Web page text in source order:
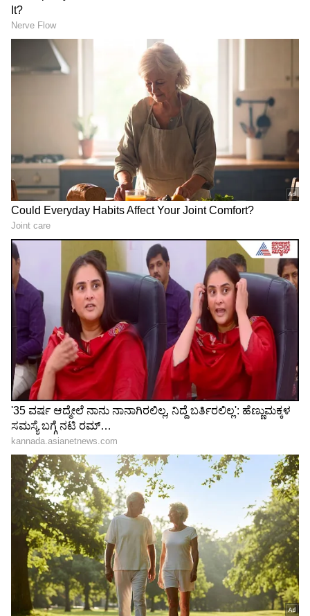
ಈ ಹಿಂದೆ ಗ್ರಾಮೀಣಾಭಿವೃದ್ಧಿ ಮಂತ್ರಿಯಾಗಿ ಕೆಲಸ ಮಾಡಿದ್ದು
ಕಡಿಮೆ. ಆದರೆ ಆರ್ ಎಸ್‌ಎಸ್ ನಿಂದನೆ ಮಾಡಿದರೆ ಅವರಿಗೆ
ಬೆಲೆಯೆಂದು ವರ್ತಿಸುತ್ತಿದ್ದಾರೆ. ಹಳ್ಳಿ ಕಡೆ ಯುಗಾದಿ
ಸಂದರ್ಭದಲ್ಲಿ ರಾಮರಸವನ್ನು ತಯಾರಿಸುತ್ತಾರೆ. ಅದನ್ನು
ಕುಡಿದರೆ ಎರಡು ದಿನಗಳಾದರೂ ಅದರ ಮತ್ತು
ಕಡಿಮೆಯಾಗುತ್ತಿರಲಿಲ್ಲ. ಅದರಂತೆ ಪ್ರಿಯಾಂಕ್ ಖರ್ಗೆ
ವರ್ತಿಸುತ್ತಿದ್ದಾರೆ ಎಂದು ಕಿಡಿಕಾರಿದರು.
LATEST VIDEOS
"ರಾಜಕೀಯ ಬೇಡ, ಸಿನಿಮಾನೇ ಪ್ರಾಣ":
ಕನಕೋತ್ಸವದಲ್ಲಿ ರಿಷಬ್ ಶೆಟ್ಟಿ | Rishab
Shetty speech | Suvarna News
ಶೇ.50 ರಿಂದ ಶೇ.18 ಕ್ಕೆ TAX ಇಳಿಕೆ: ಮೋದಿ-
ಟ್ರಂಪ್ ಐತಿಹಾಸಿಕ ಒಪ್ಪಂದ | India US
Trade Deal | Party Rounds